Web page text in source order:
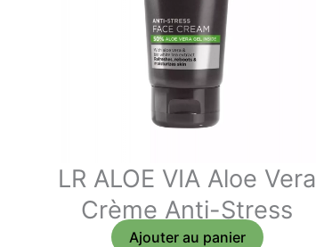
LR ALOE VIA Aloe Vera
Crème Anti-Stress
Ajouter au panier